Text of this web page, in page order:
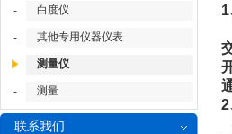
- 白度仪
- 其他专用仪器仪表
测量仪
- 测量
联系我们
2